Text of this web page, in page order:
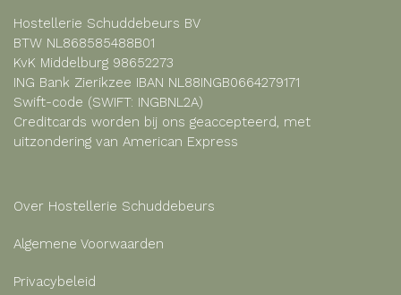
Hostellerie Schuddebeurs BV
BTW NL868585488B01
KvK Middelburg 98652273
ING Bank Zierikzee IBAN NL88INGB0664279171
Swift-code (SWIFT: INGBNL2A)
Creditcards worden bij ons geaccepteerd, met
uitzondering van American Express
Over Hostellerie Schuddebeurs
Algemene Voorwaarden
Privacybeleid